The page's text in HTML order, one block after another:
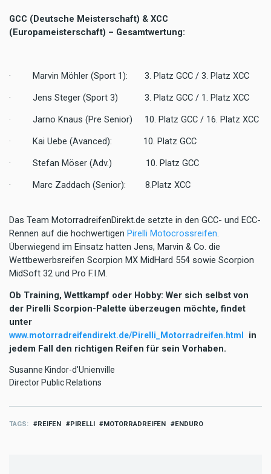
GCC (Deutsche Meisterschaft) & XCC
(Europameisterschaft) – Gesamtwertung:
· Marvin Möhler (Sport 1): 3. Platz GCC / 3. Platz XCC
· Jens Steger (Sport 3) 3. Platz GCC / 1. Platz XCC
· Jarno Knaus (Pre Senior) 10. Platz GCC / 16. Platz XCC
· Kai Uebe (Avanced): 10. Platz GCC
· Stefan Möser (Adv.) 10. Platz GCC
· Marc Zaddach (Senior): 8.Platz XCC
Das Team MotorradreifenDirekt.de setzte in den GCC- und ECC-
Rennen auf die hochwertigen Pirelli Motocrossreifen.
Überwiegend im Einsatz hatten Jens, Marvin & Co. die
Wettbewerbsreifen Scorpion MX MidHard 554 sowie Scorpion
MidSoft 32 und Pro F.I.M.
Ob Training, Wettkampf oder Hobby: Wer sich selbst von
der Pirelli Scorpion-Palette überzeugen möchte, findet
unter
www.motorradreifendirekt.de/Pirelli_Motorradreifen.html
in
jedem Fall den richtigen Reifen für sein Vorhaben.
Susanne Kindor-d'Unienville
Director Public Relations
TAGS REIFEN PIRELLI MOTORRADREIFEN ENDURO